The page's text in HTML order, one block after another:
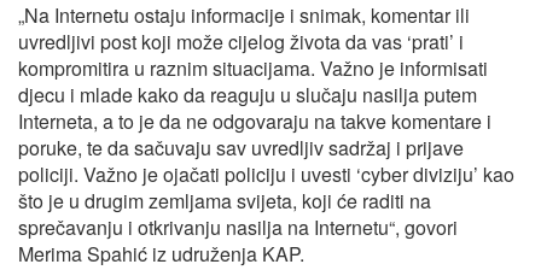
„Na Internetu ostaju informacije i snimak, komentar ili
uvredljivi post koji može cijelog života da vas ‘prati’ i
kompromitira u raznim situacijama. Važno je informisati
djecu i mlade kako da reaguju u slučaju nasilja putem
Interneta, a to je da ne odgovaraju na takve komentare i
poruke, te da sačuvaju sav uvredljiv sadržaj i prijave
policiji. Važno je ojačati policiju i uvesti ‘cyber diviziju’ kao
što je u drugim zemljama svijeta, koji će raditi na
sprečavanju i otkrivanju nasilja na Internetu“, govori
Merima Spahić iz udruženja KAP.